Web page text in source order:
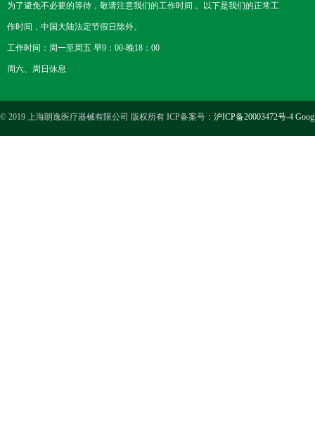
为了避免不必要的等待，敬请注意我们的工作时间 。以下是我们的正常工
作时间，中国大陆法定节假日除外。
工作时间：周一至周五 早9：00-晚18：00
周六、周日休息
© 2019 上海朗逸医疗器械有限公司 版权所有 ICP备案号： 沪ICP备20003472号-4